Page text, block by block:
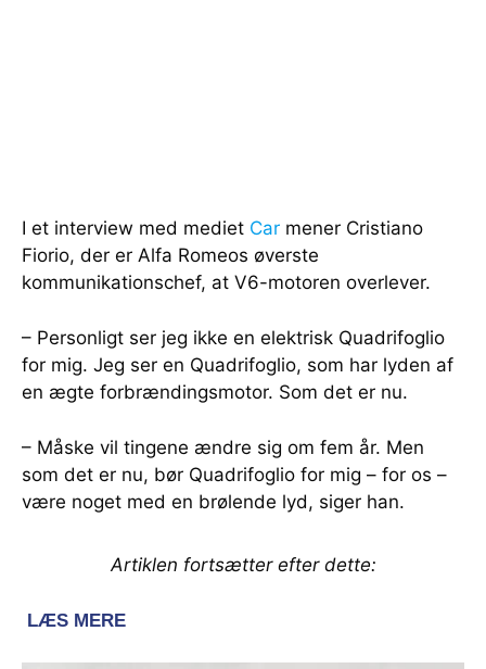
I et interview med mediet Car mener Cristiano
Fiorio, der er Alfa Romeos øverste
kommunikationschef, at V6-motoren overlever.
– Personligt ser jeg ikke en elektrisk Quadrifoglio
for mig. Jeg ser en Quadrifoglio, som har lyden af
en ægte forbrændingsmotor. Som det er nu.
– Måske vil tingene ændre sig om fem år. Men
som det er nu, bør Quadrifoglio for mig – for os –
være noget med en brølende lyd, siger han.
Artiklen fortsætter efter dette: